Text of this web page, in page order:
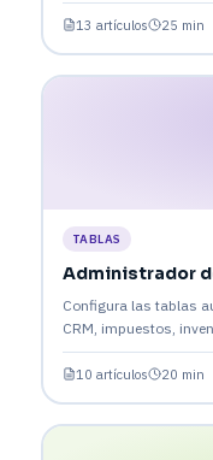
13 artículos 25 min
TABLAS
Administrador
Configura las tablas
CRM, impuestos,
10 artículos 20 min